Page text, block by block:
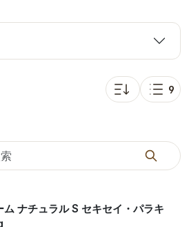
並び替え: 人気順
表示
9
ム ナチュラル S セキセイ・パラキ